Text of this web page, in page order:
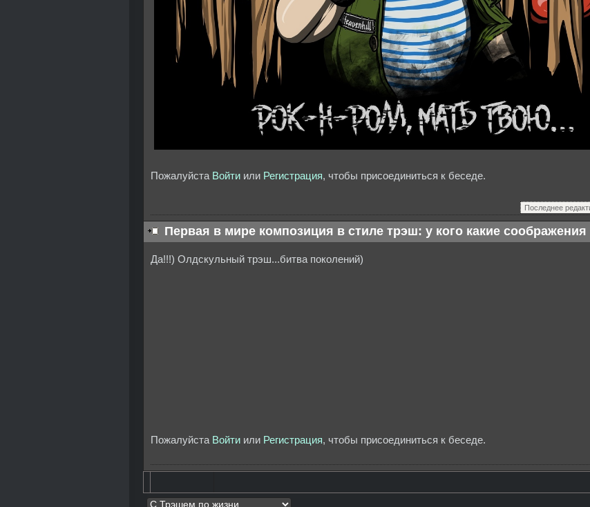
Пожалуйста Войти или Регистрация, чтобы присоединиться к беседе.
Последнее
Первая в мире композиция в стиле трэш: у кого какие соображения
Да!!!) Олдскульный трэш...битва поколений)
Пожалуйста Войти или Регистрация, чтобы присоединиться к беседе.